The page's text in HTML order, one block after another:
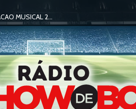
A MELHOR PROGRAMACAO MUSICAL 24H NO AR !